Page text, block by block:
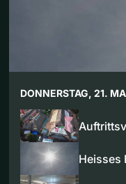
DONNERSTAG, 21.
Heisses